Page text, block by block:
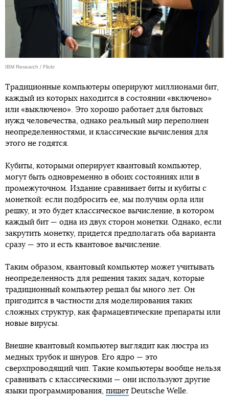
IBM Research / Flickr
Традиционные компьютеры оперируют миллионами бит,
каждый из которых находится в состоянии «включено»
или «выключено». Это хорошо работает для бытовых
нужд человечества, однако реальный мир переполнен
неопределенностями, и классические вычисления для
этого не годятся.
Кубиты, которыми оперирует квантовый компьютер,
могут быть одновременно в обоих состояниях или в
промежуточном. Издание сравнивает биты и кубиты с
монеткой: если подбросить ее, мы получим орла или
решку, и это будет классическое вычисление, в котором
каждый бит — одна из двух сторон монетки. Однако, если
закрутить монетку, придется предполагать оба варианта
сразу — это и есть квантовое вычисление.
Таким образом, квантовый компьютер может учитывать
неопределенность для решения таких задач, которые
традиционный компьютер решал бы много лет. Он
пригодится в частности для моделирования таких
сложных структур, как фармацевтические препараты или
новые вирусы.
Внешне квантовый компьютер выглядит как люстра из
медных трубок и шнуров. Его ядро — это
сверхпроводящий чип. Такие компьютеры вообще нельзя
сравнивать с классическими — они используют другие
языки программирования, пишет Deutsche Welle.